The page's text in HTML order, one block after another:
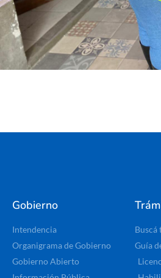
Gobierno
Intendencia
Organigrama de Gobierno
Gobierno Abierto
Guía